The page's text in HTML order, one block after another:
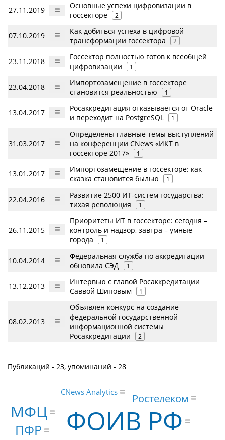
27.11.2019
Основные успехи цифровизации в
госсекторе
2
07.10.2019
Как добиться успеха в цифровой
трансформации госсектора
2
23.11.2018
Госсектор полностью готов к всеобщей
цифровизации
1
23.04.2018
Импортозамещение в госсекторе
становится реальностью
1
13.04.2017
Росаккредитация отказывается от Oracle
и переходит на PostgreSQL
1
31.03.2017
Определены главные темы выступлений
на конференции CNews «ИКТ в
госсекторе 2017»
1
13.01.2017
Импортозамещение в госсекторе: как
сказка становится былью
1
22.04.2016
Развитие 2500 ИТ-систем государства:
тихая революция
1
26.11.2015
Приоритеты ИТ в госсекторе: сегодня –
контроль и надзор, завтра – умные
города
1
10.04.2014
Федеральная служба по аккредитации
обновила СЭД
1
13.12.2013
Интервью с главой Росаккредитации
Саввой Шиповым
1
08.02.2013
Объявлен конкурс на создание
федеральной государственной
информационной системы
Росаккредитации
2
Публикаций - 23, упоминаний - 28
ФОИВ РФ
МФЦ
ПФР
Ростелеком
CNews Analytics